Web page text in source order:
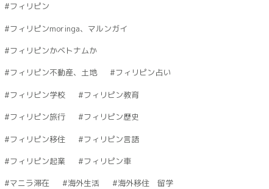
フィリピン
フィリピンmoringa、マルンガイ
フィリピンかベトナムか
フィリピン不動産、土地 フィリピン占い
フィリピン学校 フィリピン教育
フィリピン旅行 フィリピン歴史
フィリピン移住 フィリピン言語
フィリピン起業 フィリピン車
マニラ滞在 海外生活 海外移住 留学